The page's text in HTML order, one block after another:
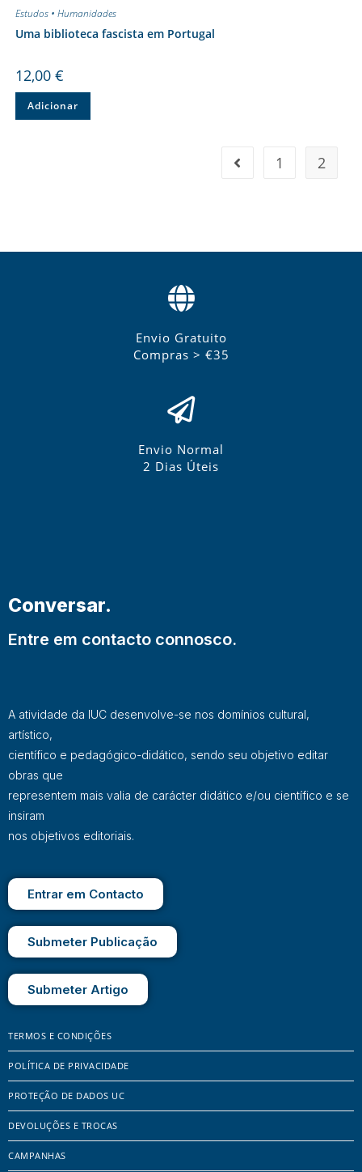
Estudos • Humanidades
Uma biblioteca fascista em Portugal
12,00 €
Adicionar
1 2
Envio Gratuito
Compras > €35
Envio Normal
2 Dias Úteis
Conversar.
Entre em contacto connosco.
A atividade da IUC desenvolve-se nos domínios cultural,
artístico,
científico e pedagógico-didático, sendo seu objetivo editar
obras que
representem mais valia de carácter didático e/ou científico e se
insiram
nos objetivos editoriais.
Entrar em Contacto
Submeter Publicação
Submeter Artigo
TERMOS E CONDIÇÕES
POLÍTICA DE PRIVACIDADE
PROTEÇÃO DE DADOS UC
DEVOLUÇÕES E TROCAS
CAMPANHAS